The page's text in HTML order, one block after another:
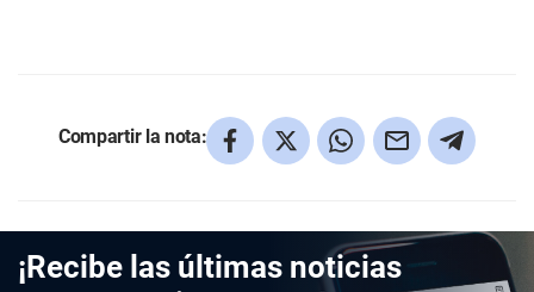
Compartir la nota:
¡Recibe las últimas noticias